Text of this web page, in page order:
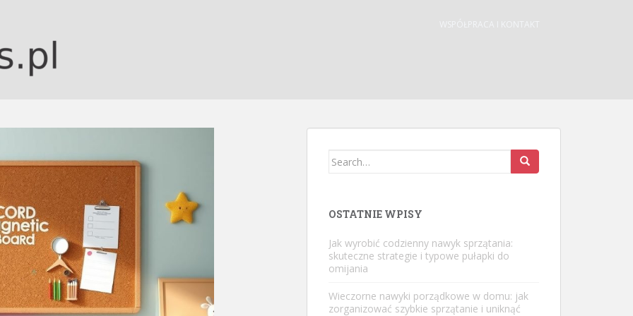
WSPÓŁPRACA I KONTAKT
Search
OSTATNIE WPISY
Jak wyrobić codzienny nawyk sprzątania:
skuteczne strategie i typowe pułapki do
omijania
Wieczorne nawyki porządkowe w domu: jak
zorganizować szybkie sprzątanie i uniknąć